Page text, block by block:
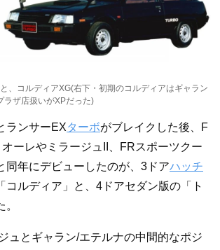
、コルディアXG(右下・初期のコルディアはギャラン
ラザ店扱いがXPだった)
ランサーEXターボがブレイクした後、F
ーレやミラージュII、FRスポーツクー
同年にデビューしたのが、3ドアハッチ
コルディア」と、4ドアセダン版の「ト
ュとギャラン/エテルナの中間的なポジ